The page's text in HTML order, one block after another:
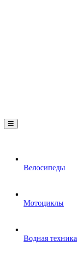
Велосипеды
Мотоциклы
Водная техника